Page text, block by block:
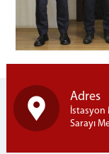
Adres
İstasyon
Sarayı